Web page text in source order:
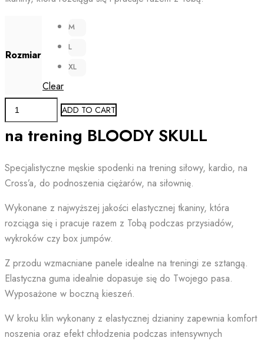
Rozmiar
M
L
XL
Clear
Spodenki
męskie
do
BLOODY
SKULL
ADD TO CART
na trening BLOODY SKULL
Specjalistyczne męskie spodenki na trening siłowy, kardio, na
Cross’a, do podnoszenia ciężarów, na siłownię.
Wykonane z najwyższej jakości elastycznej tkaniny, która
rozciąga się i pracuje razem z Tobą podczas przysiadów,
wykroków czy box jumpów.
Z przodu wzmacniane panele idealne na treningi ze sztangą.
Elastyczna guma idealnie dopasuje się do Twojego pasa.
Wyposażone w boczną kieszeń.
W kroku klin wykonany z elastycznej dzianiny zapewnia komfort
noszenia oraz efekt chłodzenia podczas intensywnych